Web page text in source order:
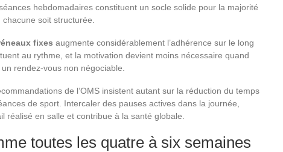
hebdomadaires constituent un socle solide pour la majorité
soit structurée.
fixes augmente considérablement l’adhérence sur le long
au rythme, et la motivation devient moins nécessaire quand
rendez-vous non négociable.
de l’OMS insistent autant sur la réduction du temps
de sport. Intercaler des pauses actives dans la journée,
réalisé en salle et contribue à la santé globale.
toutes les quatre à six semaines